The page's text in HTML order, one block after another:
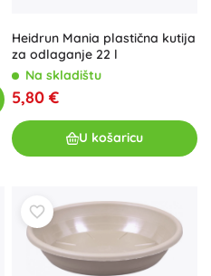
Heidrun Mania plastična kutija
za odlaganje 22 l
Na skladištu
5,80 €
U košaricu